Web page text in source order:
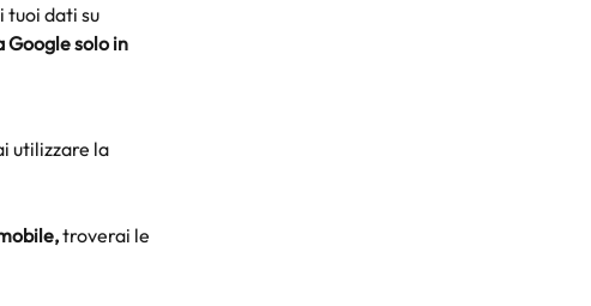
tuoi dati su
Google solo in
utilizzare la
troverai le